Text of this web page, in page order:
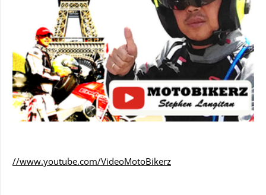
//www.youtube.com/VideoMotoBikerz